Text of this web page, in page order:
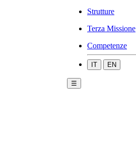
Strutture
Terza Missione
Competenze
IT EN
☰